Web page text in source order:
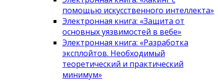
помощью искусственного интеллекта»
Электронная книга: «Защита от
основных уязвимостей в вебе»
Электронная книга: «Разработка
эксплойтов. Необходимый
теоретический и практический
минимум»